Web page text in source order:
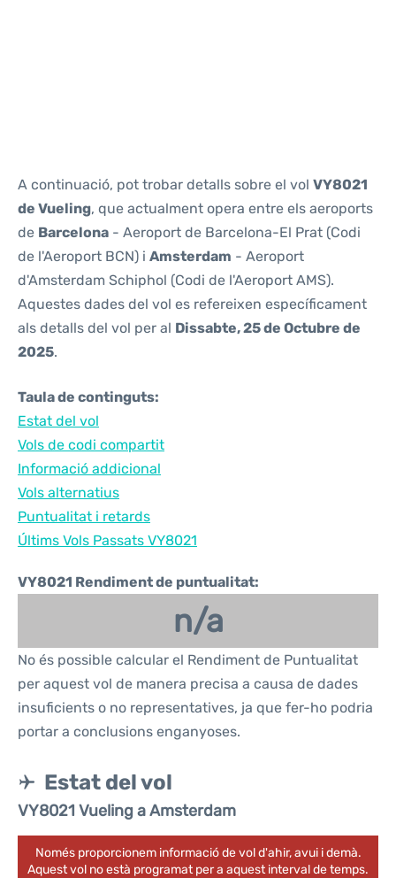
A continuació, pot trobar detalls sobre el vol VY8021
de Vueling, que actualment opera entre els aeroports
de Barcelona - Aeroport de Barcelona-El Prat (Codi
de l'Aeroport BCN) i Amsterdam - Aeroport
d'Amsterdam Schiphol (Codi de l'Aeroport AMS).
Aquestes dades del vol es refereixen específicament
als detalls del vol per al Dissabte, 25 de Octubre de
2025.
Taula de continguts:
Estat del vol
Vols de codi compartit
Informació addicional
Vols alternatius
Puntualitat i retards
Últims Vols Passats VY8021
VY8021 Rendiment de puntualitat:
n/a
No és possible calcular el Rendiment de Puntualitat
per aquest vol de manera precisa a causa de dades
insuficients o no representatives, ja que fer-ho podria
portar a conclusions enganyoses.
Estat del vol
VY8021 Vueling a Amsterdam
Només proporcionem informació de vol d'ahir, avui i demà.
Aquest vol no està programat per a aquest interval de temps.